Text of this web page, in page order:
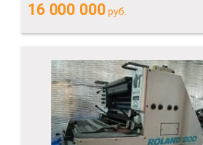
16 000 000 руб.